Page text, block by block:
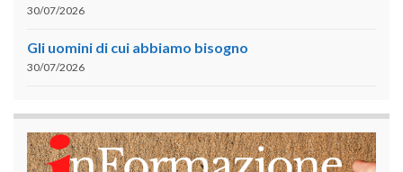
30/07/2026
Gli uomini di cui abbiamo bisogno
30/07/2026